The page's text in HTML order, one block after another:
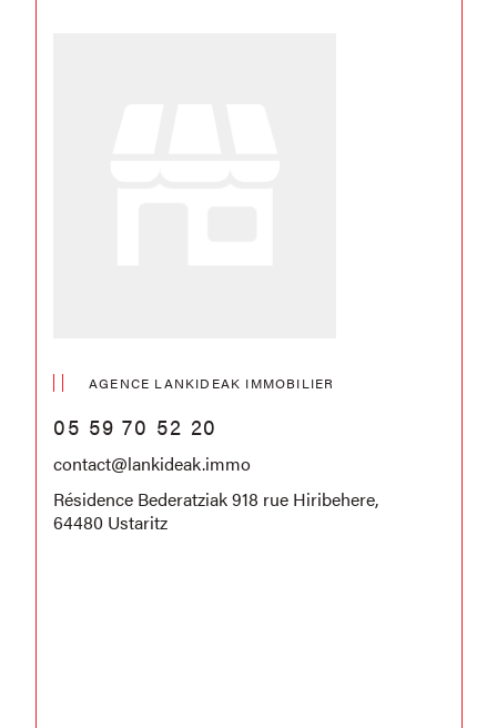
AGENCE LANKIDEAK IMMOBILIER
05 59 70 52 20
contact@lankideak.immo
Résidence Bederatziak 918 rue Hiribehere,
64480 Ustaritz